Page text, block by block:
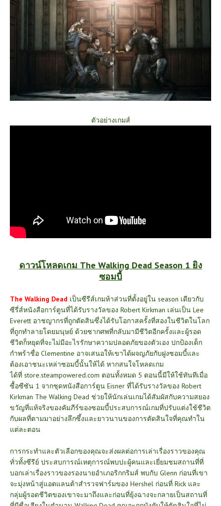
ตัวอย่างเกมส์
ดาวน์โหลดเกม The Walking Dead Season 1 ยิง
ซอมบี้
The Walking Dead เป็นซีรีส์เกมห้าส่วนที่ตั้งอยู่ใน season เดียวกับ
ซีรี่ส์หนังสือการ์ตูนที่ได้รับรางวัลของ Robert Kirkman เล่นเป็น Lee
Everett อาชญากรที่ถูกตัดสินซึ่งได้รับโอกาสครั้งที่สองในชีวิตในโลก
ที่ถูกทำลายโดยมนุษย์ ด้วยซากศพที่กลับมามีชีวิตอีกครั้งและผู้รอด
ชีวิตก็หยุดที่จะไม่มีอะไรรักษาความปลอดภัยของตัวเอง ปกป้องเด็ก
กำพร้าชื่อ Clementine อาจเสนอให้เขาได้ผจญภัยกับฝูงซอมบี้และ
ต้องเอาชนะเหล่าซอมบี้นั้นให้ได้ หากสนใจโหลดเกม
ได้ที่ store.steampowered.com ตอนทั้งหมด 5 ตอนนี้มีให้ใช้ทันทีเมื่อ
ซื้อซีซัน 1 จากชุดหนังสือการ์ตูน Eisner ที่ได้รับรางวัลของ Robert
Kirkman The Walking Dead ช่วยให้นักเล่นเกมได้สัมผัสกับความสยอง
ขวัญที่แท้จริงของคัมภีร์ของซอมบี้ประสบการณ์เกมที่ปรับแต่งใช้ชีวิต
กับผลที่ตามมาอย่างลึกซึ้งและยาวนานของการตัดสินใจที่คุณทำใน
แต่ละตอน
การกระทำและตัวเลือกของคุณจะส่งผลต่อการเล่าเรื่องราวของคุณ
ทั่วทั้งซีรีย์ ประสบการณ์เหตุการณ์พบปะผู้คนและเยี่ยมชมสถานที่ที่
บอกเล่าเรื่องราวของรองนายอำเภอริกกริมส์ พบกับ Glenn ก่อนที่เขา
จะมุ่งหน้าสู่แอตแลนต้าสำรวจฟาร์มของ Hershel ก่อนที่ Rick และ
กลุ่มผู้รอดชีวิตของเขาจะมาถึงและก่อนที่ยุ้งฉางจะกลายเป็นสถานที่